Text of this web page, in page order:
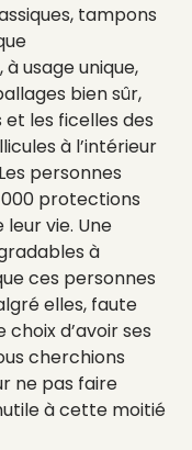
tampons
usage unique,
bien sûr,
les ficelles des
à l’intérieur
personnes
protections
vie. Une
à
ces personnes
elles, faute
d’avoir ses
cherchions
ne pas faire
à cette moitié